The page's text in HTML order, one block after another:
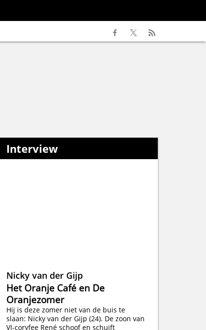
Interview
Nicky van der Gijp
Het Oranje Café en De
Oranjezomer
Hij is deze zomer niet van de buis te
slaan: Nicky van der Gijp (24). De zoon van
VI-coryfee René schoof en schuift